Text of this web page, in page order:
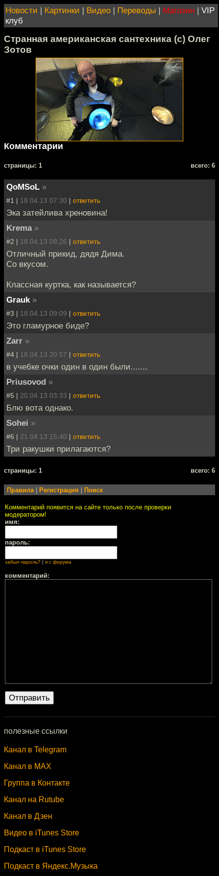
Новости | Картинки | Видео | Переводы | Магазин | VIP
клуб
Странная американская сантехника (с) Олег
Зотов
Комментарии
cтраницы: 1 всего: 6
QoMSoL »
#1 | 18.04.13 07:30 | ответить
Эка затейлива хреновина!
Krema »
#2 | 18.04.13 08:26 | ответить
Отличный прикид, дядя Дима.
Со вкусом.
Классная куртка, как называется?
Grauk »
#3 | 18.04.13 09:09 | ответить
Это гламурное биде?
Zarr »
#4 | 18.04.13 20:57 | ответить
в учебке очки один в один были.......
Priusovod »
#5 | 20.04.13 03:33 | ответить
Блю вота однако.
Sohei »
#6 | 21.04.13 15:40 | ответить
Три ракушки прилагаются?
cтраницы: 1 всего: 6
Правила| Регистрация Поиск
Комментарий появится на сайте только после проверки
модератором!
имя:
пароль:
забыл пароль? | я с форума
комментарий:
полезные ссылки
Канал в Telegram
Канал в MAX
Группа в Контакте
Канал на Rutube
Канал в Дзен
Видео в iTunes Store
Подкаст в iTunes Store
Подкаст в Яндекс.Музыка